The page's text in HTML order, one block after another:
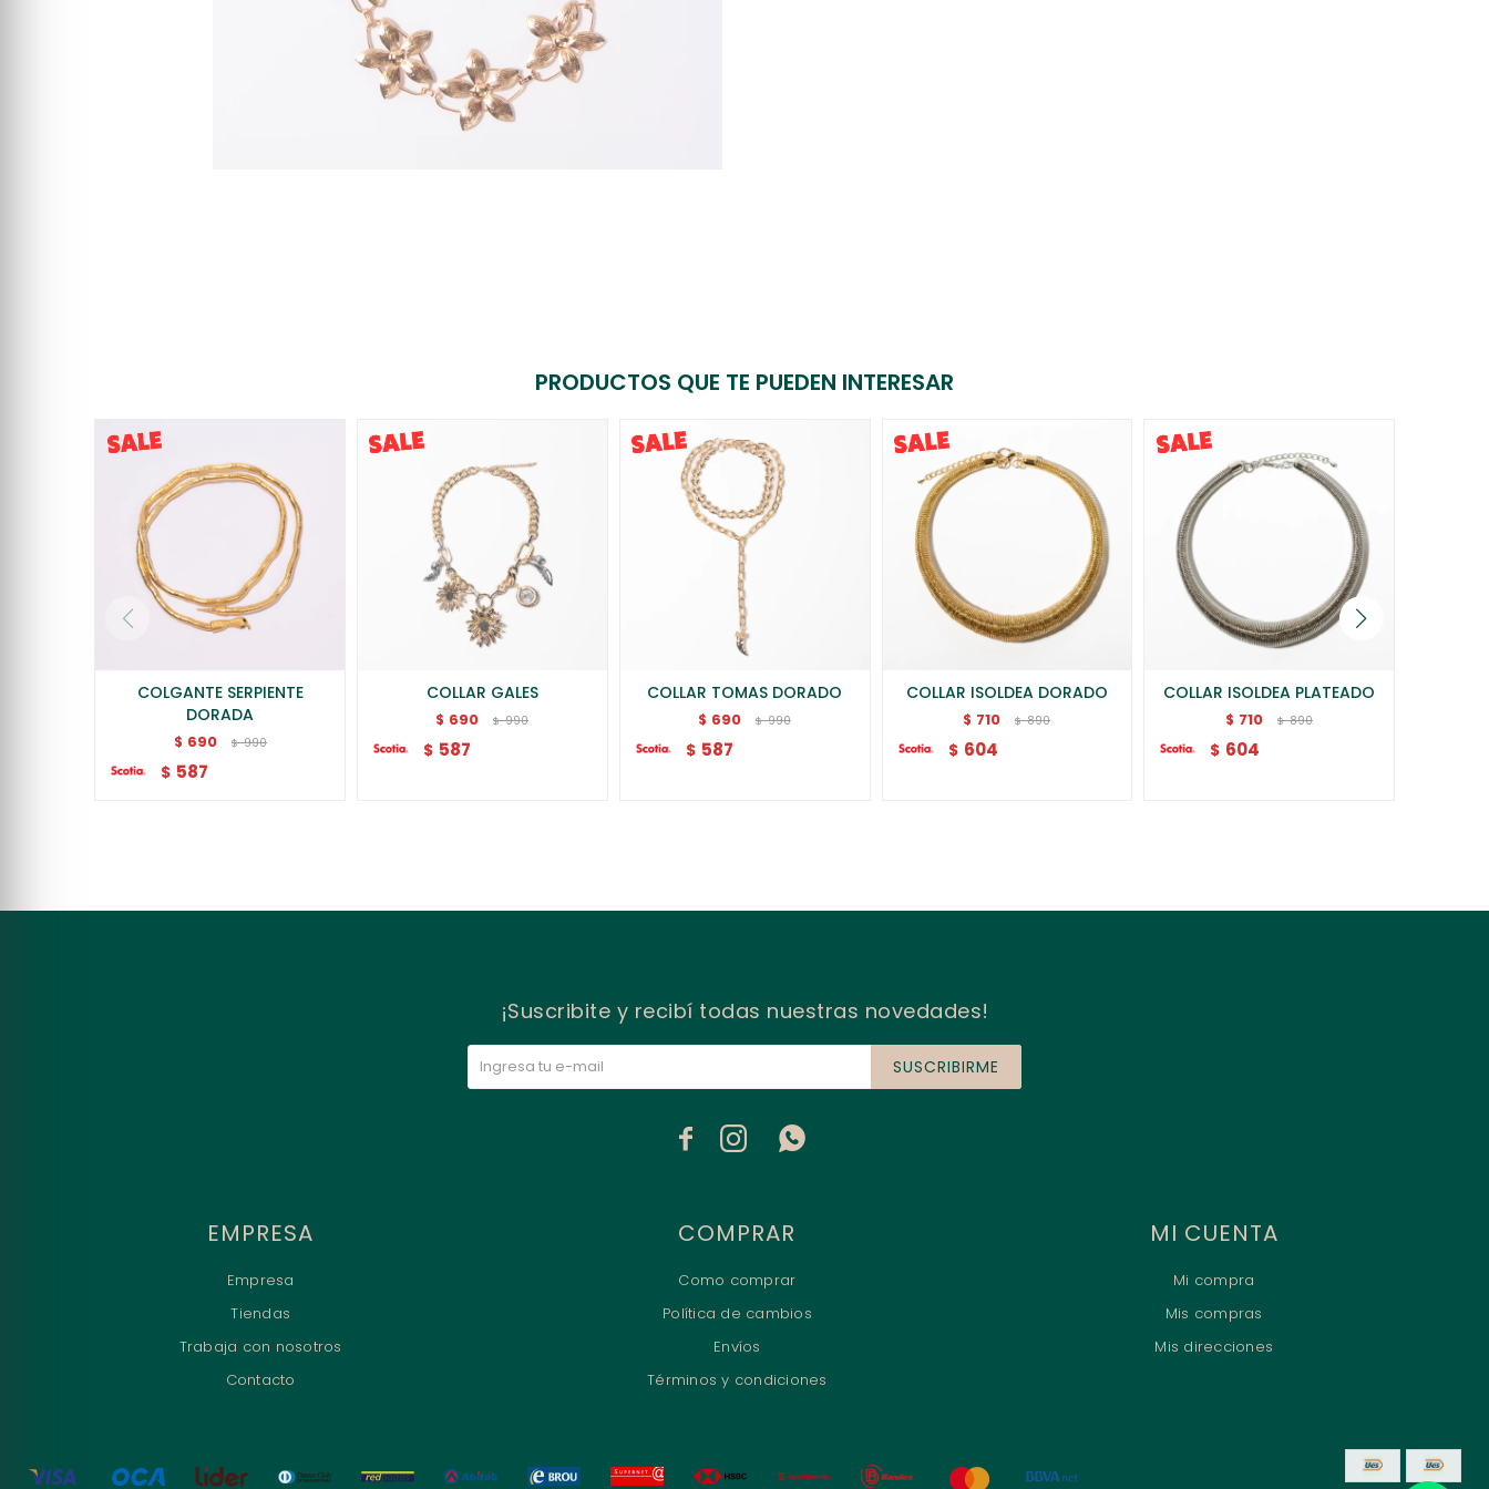
PRODUCTOS QUE TE PUEDEN INTERESAR
COLGANTE SERPIENTE
DORADA
$ 690 $ 990
$ 587
COLLAR GALES
$ 690 $ 990
$ 587
COLLAR TOMAS DORADO
$ 690 $ 990
$ 587
COLLAR ISOLDEA DORADO
$ 710 $ 890
$ 604
COLLAR ISOLDEA PLATEADO
$ 710 $ 890
$ 604
EMPRESA
Empresa
Tiendas
Trabaja con nosotros
Contacto
COMPRAR
Como comprar
Política de cambios
Envíos
Términos y condiciones
MI CUENTA
Mi compra
Mis compras
Mis direcciones
¡Suscribite y recibí todas nuestras novedades!
SUSCRIBIRME
  